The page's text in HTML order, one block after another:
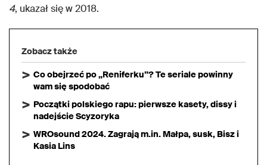
4, ukazał się w 2018.
Zobacz także
Co obejrzeć po „Reniferku”? Te seriale powinny
wam się spodobać
Początki polskiego rapu: pierwsze kasety, dissy i
nadejście Scyzoryka
WROsound 2024. Zagrają m.in. Małpa, susk, Bisz i
Kasia Lins